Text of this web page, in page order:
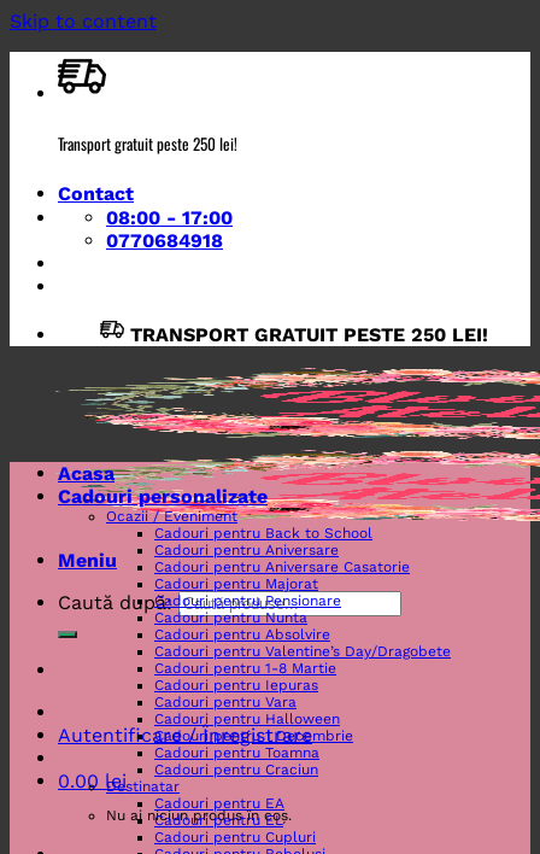
Skip to content
Transport gratuit peste 250 lei!
Contact
08:00 - 17:00
0770684918
TRANSPORT GRATUIT PESTE 250 LEI!
Meniu
Caută după:
Autentificare / Înregistrare
0.00 lei
Nu ai niciun produs în coș.
Acasa
Cadouri personalizate
Ocazii / Eveniment
Cadouri pentru Back to School
Cadouri pentru Aniversare
Cadouri pentru Aniversare Casatorie
Cadouri pentru Majorat
Cadouri pentru Pensionare
Cadouri pentru Nunta
Cadouri pentru Absolvire
Cadouri pentru Valentine’s Day/Dragobete
Cadouri pentru 1-8 Martie
Cadouri pentru Iepuras
Cadouri pentru Vara
Cadouri pentru Halloween
Cadouri pentru 1 Decembrie
Cadouri pentru Toamna
Cadouri pentru Craciun
Destinatar
Cadouri pentru EA
Cadouri pentru EL
Cadouri pentru Cupluri